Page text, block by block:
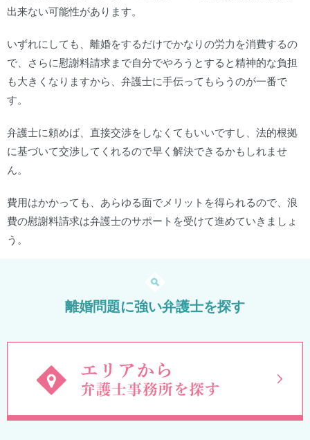
出来ない可能性があります。
いずれにしても、離婚をするだけでかなりの労力を消費するの
で、さらに慰謝料請求まで自分でやろうとすると精神的な負担
も大きくなりますから、弁護士に手伝ってもらうのが一番で
す。
弁護士に頼めば、直接交渉をしなくてもいいですし、法的根拠
に基づいて交渉してくれるので早く解決できるかもしれませ
ん。
費用はかかっても、あらゆる面でメリットを得られるので、浪
費の慰謝料請求は弁護士のサポートを受けて進めていきましょ
う。
離婚問題に強い弁護士を探す